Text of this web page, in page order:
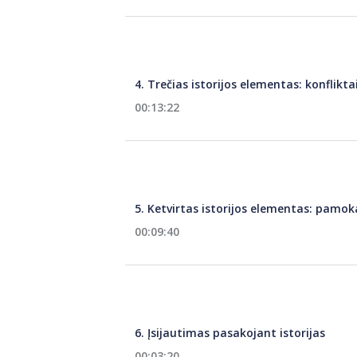
4. Trečias istorijos elementas:
00:13:22
5. Ketvirtas istorijos elementas:
00:09:40
6. Įsijautimas pasakojant istorijas